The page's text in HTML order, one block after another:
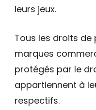
leurs jeux.
Tous les droits de
marques
protégés par le
appartiennent à
respectifs.